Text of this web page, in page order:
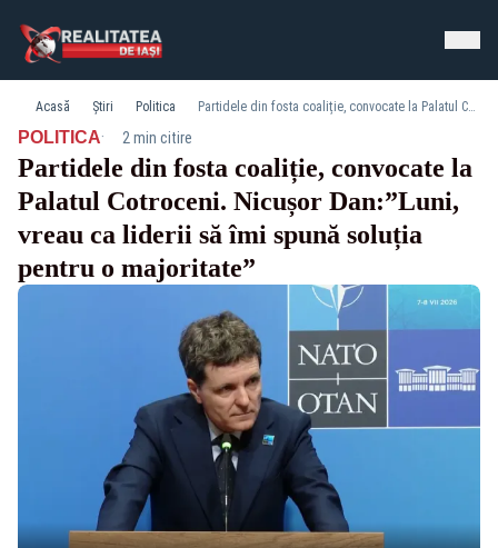
Acasă Știri Politica Partidele din fosta coaliție, convocate la Palatul Cotroceni. Nicușor Dan:”Luni, vreau ca liderii să îmi spună soluția pentru o majoritate”
POLITICA· 2 min citire
Partidele din fosta coaliție, convocate la
Palatul Cotroceni. Nicușor Dan:”Luni,
vreau ca liderii să îmi spună soluția
pentru o majoritate”